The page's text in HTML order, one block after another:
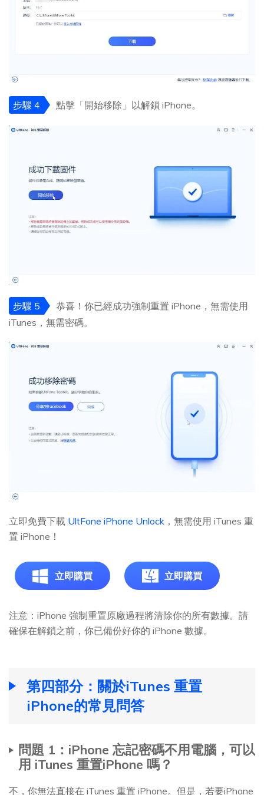
步驟 4 點擊「開始移除」以解鎖 iPhone。
步驟 5
恭喜！你已經成功強制重置 iPhone，無需使用
iTunes，無需密碼。
立即免費下載 UltFone iPhone Unlock ，無需使用 iTunes 重
置 iPhone！
立即購買 立即購買
注意：iPhone 強制重置原廠過程將清除你的所有數據。請
確保在解鎖之前，你已備份好你的 iPhone 數據。
第四部分：關於iTunes 重置
iPhone的常見問答
問題 1：iPhone 忘記密碼不用電腦，可以
用 iTunes 重置iPhone 嗎？
不，你無法直接在 iTunes 重置 iPhone。但是，若要iPhone